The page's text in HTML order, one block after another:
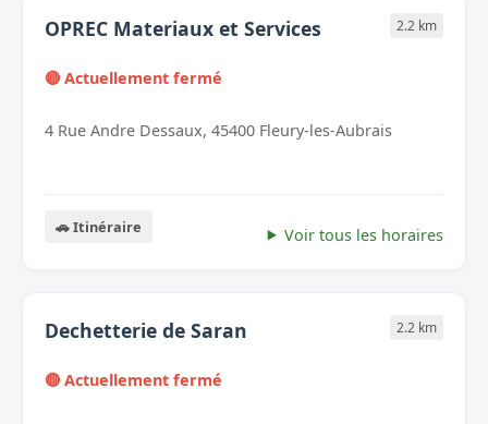
OPREC Materiaux et Services 2.2 km
🔴 Actuellement fermé
4 Rue Andre Dessaux, 45400 Fleury-les-Aubrais
🚗 Itinéraire Voir tous les horaires
Dechetterie de Saran 2.2 km
🔴 Actuellement fermé